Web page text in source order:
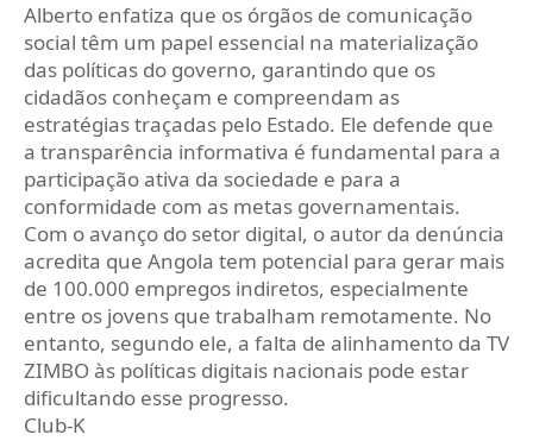
Alberto enfatiza que os órgãos de comunicação
social têm um papel essencial na materialização
das políticas do governo, garantindo que os
cidadãos conheçam e compreendam as
estratégias traçadas pelo Estado. Ele defende que
a transparência informativa é fundamental para a
participação ativa da sociedade e para a
conformidade com as metas governamentais.
Com o avanço do setor digital, o autor da denúncia
acredita que Angola tem potencial para gerar mais
de 100.000 empregos indiretos, especialmente
entre os jovens que trabalham remotamente. No
entanto, segundo ele, a falta de alinhamento da TV
ZIMBO às políticas digitais nacionais pode estar
dificultando esse progresso.
Club-K